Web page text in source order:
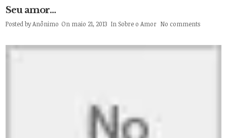
Seu amor…
Posted byAnônimo On maio 21, 2013 In Sobre o Amor No comments